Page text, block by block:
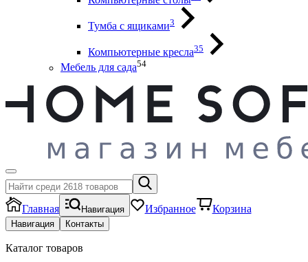
Тумба с ящиками3
Компьютерные кресла35
Мебель для сада54
Главная Навигация Избранное Корзина
Навигация Контакты
Каталог товаров